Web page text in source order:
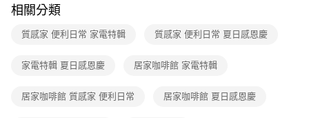
醒簡訊。
2.透過簡訊連結打開帳單後，可選擇「超商條碼／台灣大直營門市／銀行轉
帳／街口支付／iPASS MONEY」等通路繳費。
1.本服務係由「台灣大哥大股份有限公司」（以下簡稱本公司）所提供，讓
買賣價金債權讓與本公司後，依約使用本公司帳單繳交帳款。
相關分類
質感家 便利日常 家電特輯 質感家 便利日常 夏日感恩慶
家電特輯 夏日感恩慶 居家咖啡館 家電特輯
居家咖啡館 質感家 便利日常 居家咖啡館 夏日感恩慶